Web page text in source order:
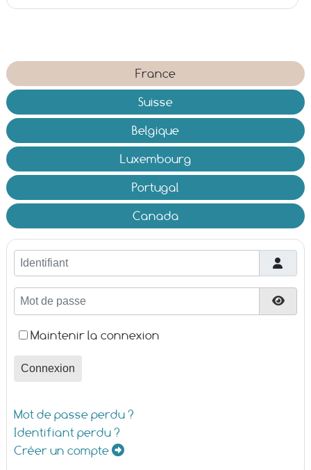
France
Suisse
Belgique
Luxembourg
Portugal
Canada
Identifiant
Mot de passe
Maintenir la connexion
Connexion
Mot de passe perdu ?
Identifiant perdu ?
Créer un compte